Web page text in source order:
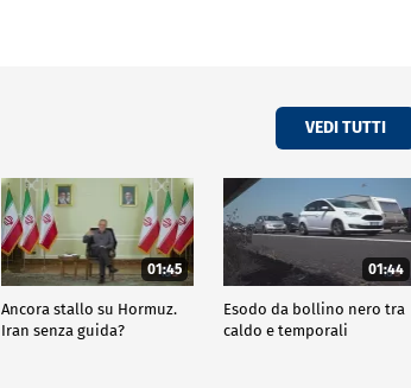
VEDI TUTTI
01:45
Ancora stallo su Hormuz.
Iran senza guida?
01:44
Esodo da bollino nero tra
caldo e temporali